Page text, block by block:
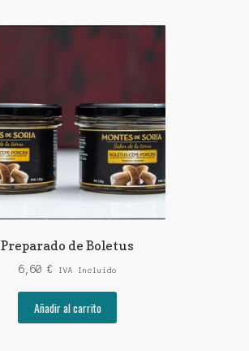
Preparado de Boletus
6,60 € IVA Incluido
Añadir al carrito